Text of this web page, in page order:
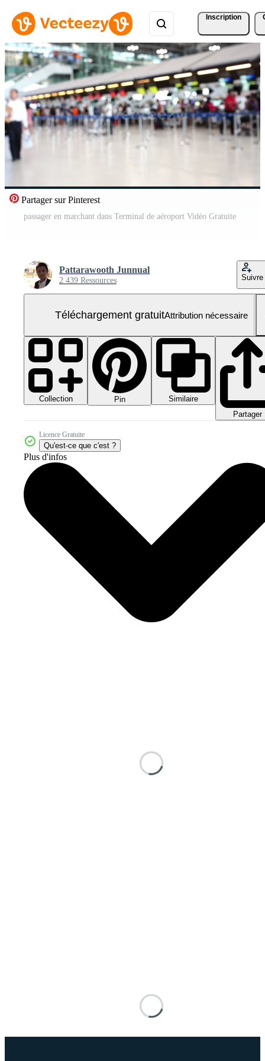
Inscription
Partager sur Pinterest
passager en marchant dans Terminal de aéroport Vidéo Gratuite
Pattarawooth Junnual
2 439 Ressources Suivre
Téléchargement gratuitAttribution nécessaire
Collection Pin
Similaire
Partager
Licence Gratuite
Qu'est-ce que c'est ?
Plus d'infos